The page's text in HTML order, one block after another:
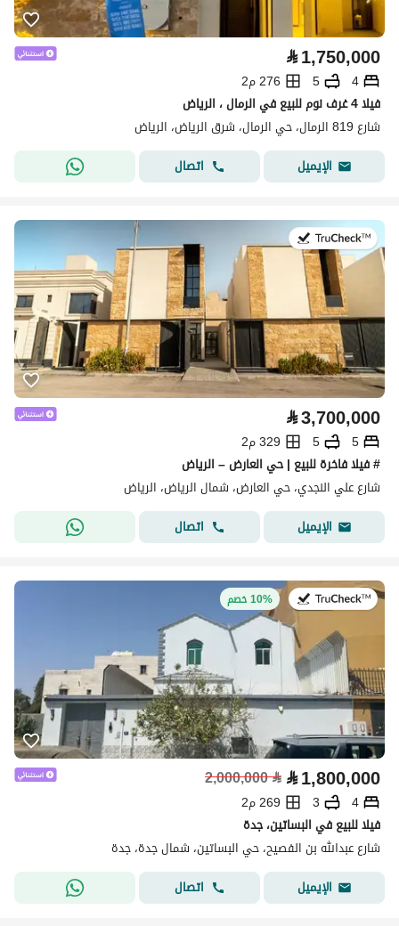
⃁1,750,000
4
5
276 م2
فيلا 4 غرف نوم للبيع في الرمال ، الرياض
شارع 819 الرمال، حي الرمال، شرق الرياض، الرياض
الإيميل
اتصال
في:27 يوليو 2026
⃁3,700,000
5
5
329 م2
# فيلا فاخرة للبيع | حي العارض – الرياض
شارع علي النجدي، حي العارض، شمال الرياض، الرياض
الإيميل
اتصال
في:27 يوليو 202610% خصم
⃁1,800,000
⃁
2,000,000
4
3
269 م2
فيلا للبيع في البساتين، جدة
شارع عبدالله بن الفصيح، حي البساتين، شمال جدة، جدة
الإيميل
اتصال